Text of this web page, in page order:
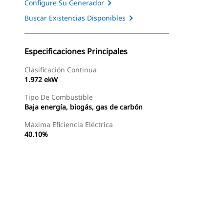
Configure Su Generador
Buscar Existencias Disponibles
Especificaciones Principales
Clasificación Continua
1.972 ekW
Tipo De Combustible
Baja energía, biogás, gas de carbón
Máxima Eficiencia Eléctrica
40.10%